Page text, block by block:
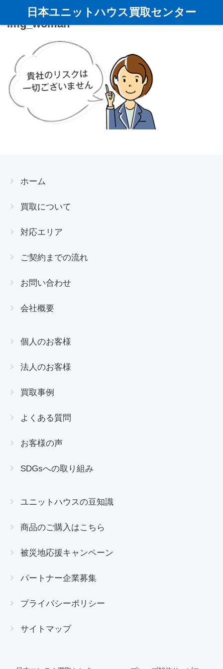
img_woman
ホーム
買取について
対応エリア
ご契約までの流れ
お問い合わせ
会社概要
個人のお客様
法人のお客様
買取事例
よくある質問
お客様の声
SDGsへの取り組み
ユニットハウスの豆知識
商品のご購入はこちら
被災地応援キャンペーン
パートナー企業募集
プライバシーポリシー
サイトマップ
日本ユニットハウス買取センター